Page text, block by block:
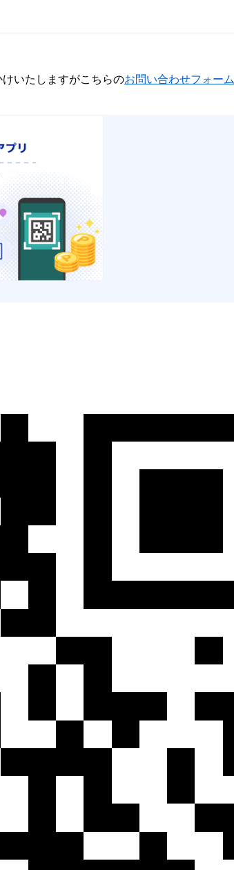
いたしますがこちらのお問い合わせフォーム